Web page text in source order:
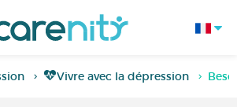
Vivre avec la dépression